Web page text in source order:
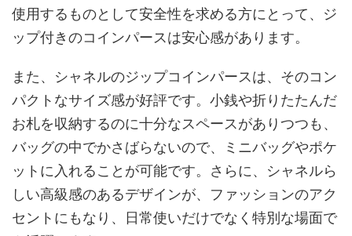
使用するものとして安全性を求める方にとって、ジ
ップ付きのコインパースは安心感があります。
また、シャネルのジップコインパースは、そのコン
パクトなサイズ感が好評です。小銭や折りたたんだ
お札を収納するのに十分なスペースがありつつも、
バッグの中でかさばらないので、ミニバッグやポケ
ットに入れることが可能です。さらに、シャネルら
しい高級感のあるデザインが、ファッションのアク
セントにもなり、日常使いだけでなく特別な場面で